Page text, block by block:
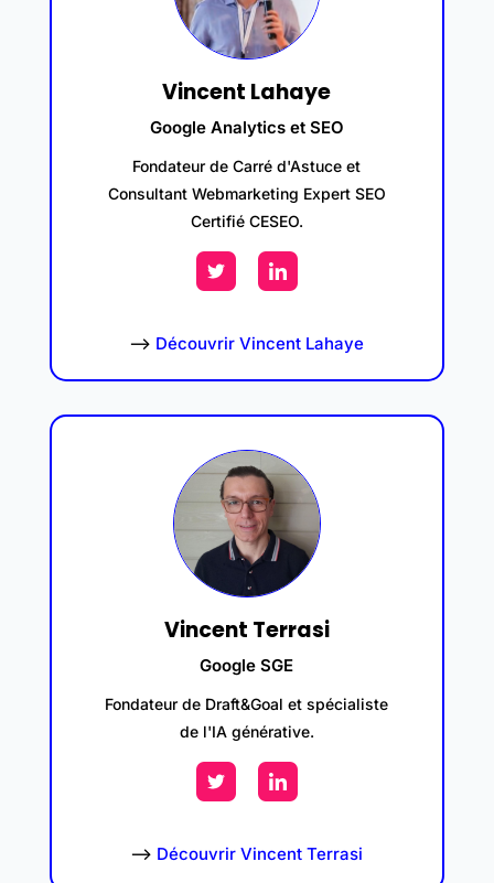
Vincent Lahaye
Google Analytics et SEO
Fondateur de Carré d'Astuce et
Consultant Webmarketing Expert SEO
Certifié CESEO.
–> Découvrir Vincent Lahaye
Vincent Terrasi
Google SGE
Fondateur de Draft&Goal et spécialiste
de l'IA générative.
–> Découvrir Vincent Terrasi